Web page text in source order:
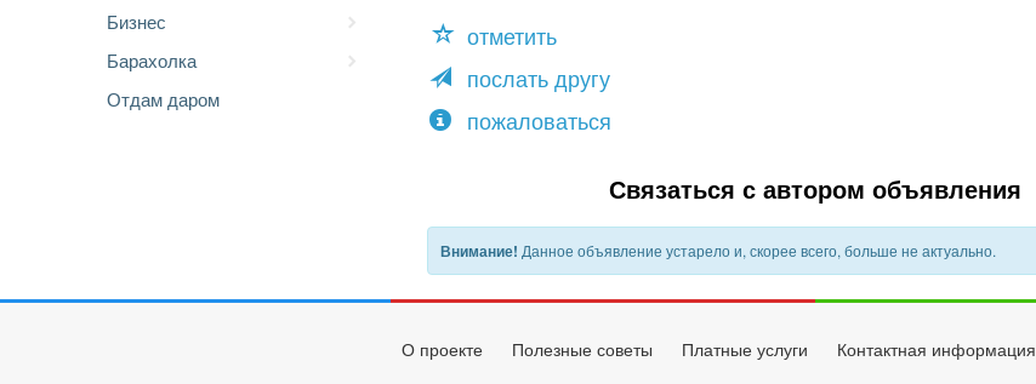
Бизнес
Барахолка
Отдам даром
отметить
послать другу
пожаловаться
Связаться с автором объявления
Внимание! Данное объявление устарело и, скорее всего, больше не актуально.
О проекте Полезные советы Платные услуги Контактная информация